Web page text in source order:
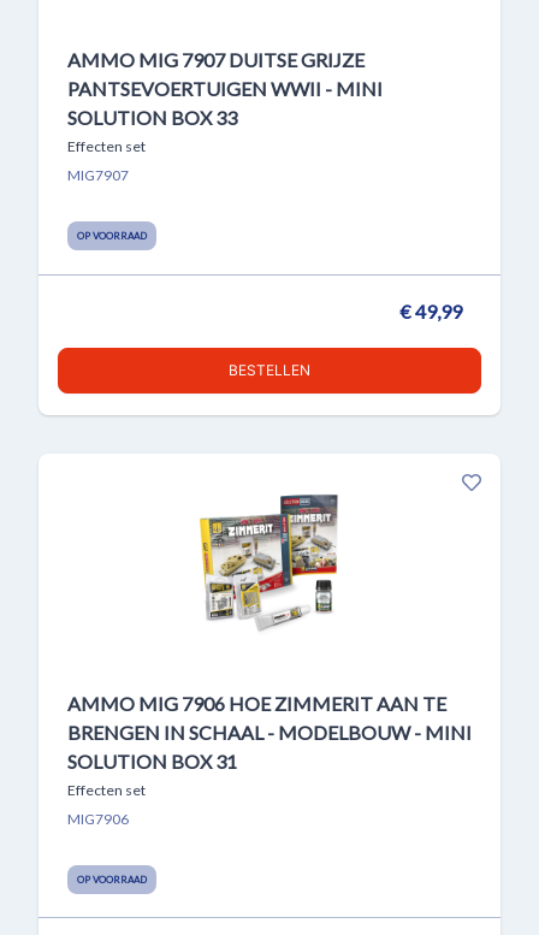
AMMO MIG 7907 DUITSE GRIJZE
PANTSEVOERTUIGEN WWII - MINI
SOLUTION BOX 33
Effecten set
MIG7907
OP VOORRAAD
€ 49,99
BESTELLEN
AMMO MIG 7906 HOE ZIMMERIT AAN TE
BRENGEN IN SCHAAL - MODELBOUW - MINI
SOLUTION BOX 31
Effecten set
MIG7906
OP VOORRAAD